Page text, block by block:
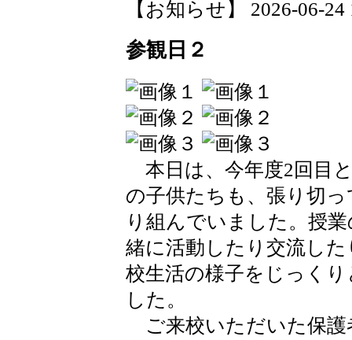
【お知らせ】 2026-06-24
参観日２
本日は、今年度2回目
の子供たちも、張り切
り組んでいました。授
緒に活動したり交流し
校生活の様子をじっく
した。
ご来校いただいた保護